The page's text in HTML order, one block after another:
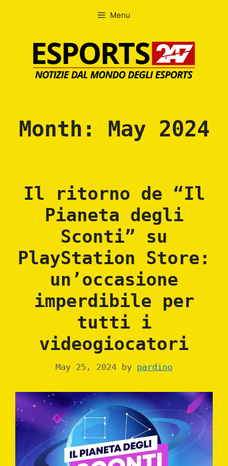
Menu
Month: May 2024
Il ritorno de “Il
Pianeta degli
Sconti” su
PlayStation Store:
un’occasione
imperdibile per
tutti i
videogiocatori
May 25, 2024 by pardino